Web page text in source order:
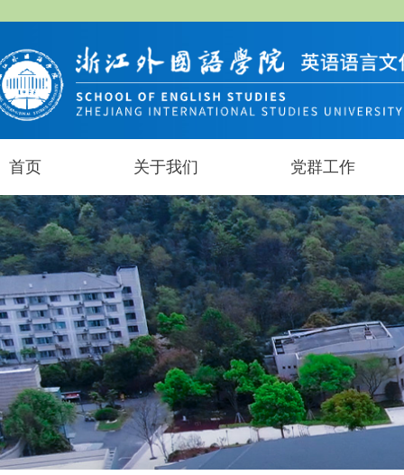
首页 关于我们 党群工作